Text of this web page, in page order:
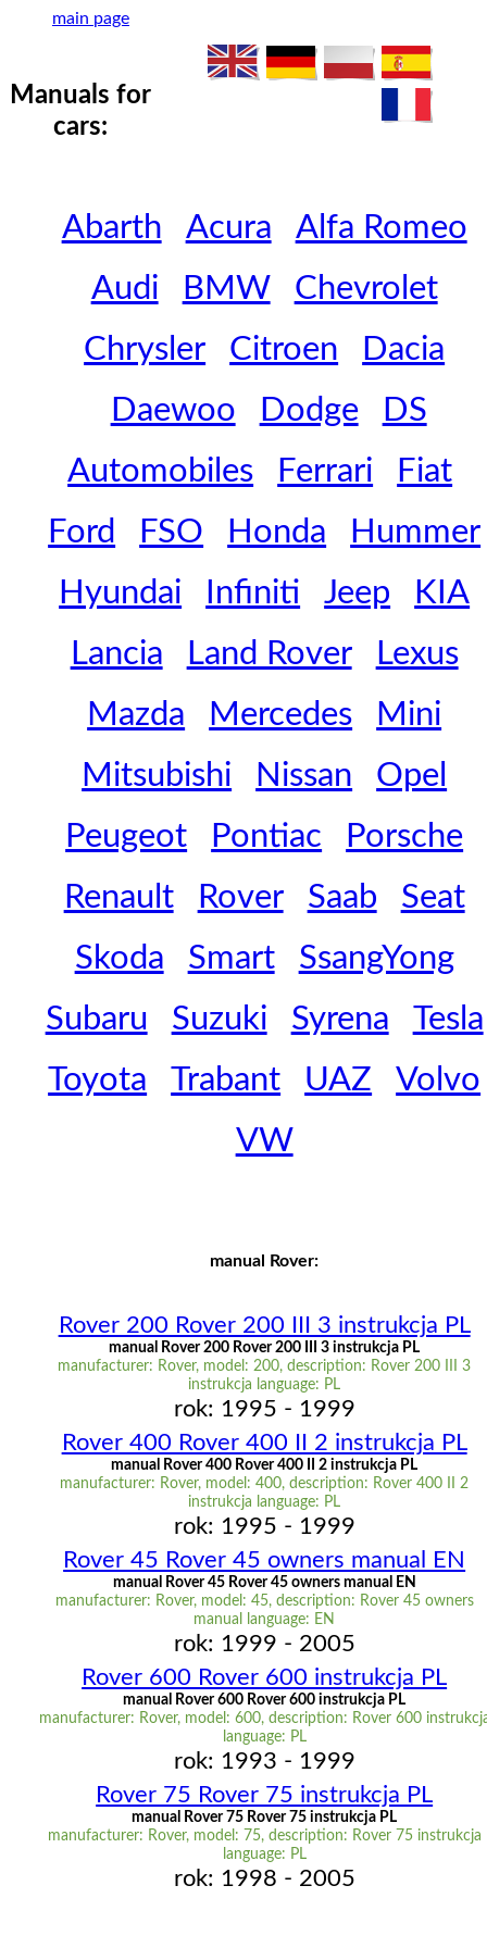
main page
Manuals for
cars:
Abarth Acura
Alfa Romeo
Audi
BMW
Chevrolet
Chrysler
Citroen
Dacia
Daewoo
Dodge
DS
Automobiles
Ferrari
Fiat
Ford
FSO Honda
Hummer
Hyundai
Infiniti Jeep
KIA
Lancia
Land Rover
Lexus
Mazda
Mercedes
Mini
Mitsubishi
Nissan
Opel
Peugeot
Pontiac
Porsche
Renault
Rover Saab
Seat
Skoda
Smart
SsangYong
Subaru
Suzuki Syrena
Tesla
Toyota
Trabant UAZ
Volvo
VW
manual Rover:
Rover 200 Rover 200 III 3 instrukcja PL
manual Rover 200 Rover 200 III 3 instrukcja PL
manufacturer: Rover, model: 200, description: Rover 200 III 3
instrukcja language: PL
rok: 1995 - 1999
Rover 400 Rover 400 II 2 instrukcja PL
manual Rover 400 Rover 400 II 2 instrukcja PL
manufacturer: Rover, model: 400, description: Rover 400 II 2
instrukcja language: PL
rok: 1995 - 1999
Rover 45 Rover 45 owners manual EN
manual Rover 45 Rover 45 owners manual EN
manufacturer: Rover, model: 45, description: Rover 45 owners
manual language: EN
rok: 1999 - 2005
Rover 600 Rover 600 instrukcja PL
manual Rover 600 Rover 600 instrukcja PL
manufacturer: Rover, model: 600, description: Rover 600
language: PL
rok: 1993 - 1999
Rover 75 Rover 75 instrukcja PL
manual Rover 75 Rover 75 instrukcja PL
manufacturer: Rover, model: 75, description: Rover 75 instrukcja
language: PL
rok: 1998 - 2005